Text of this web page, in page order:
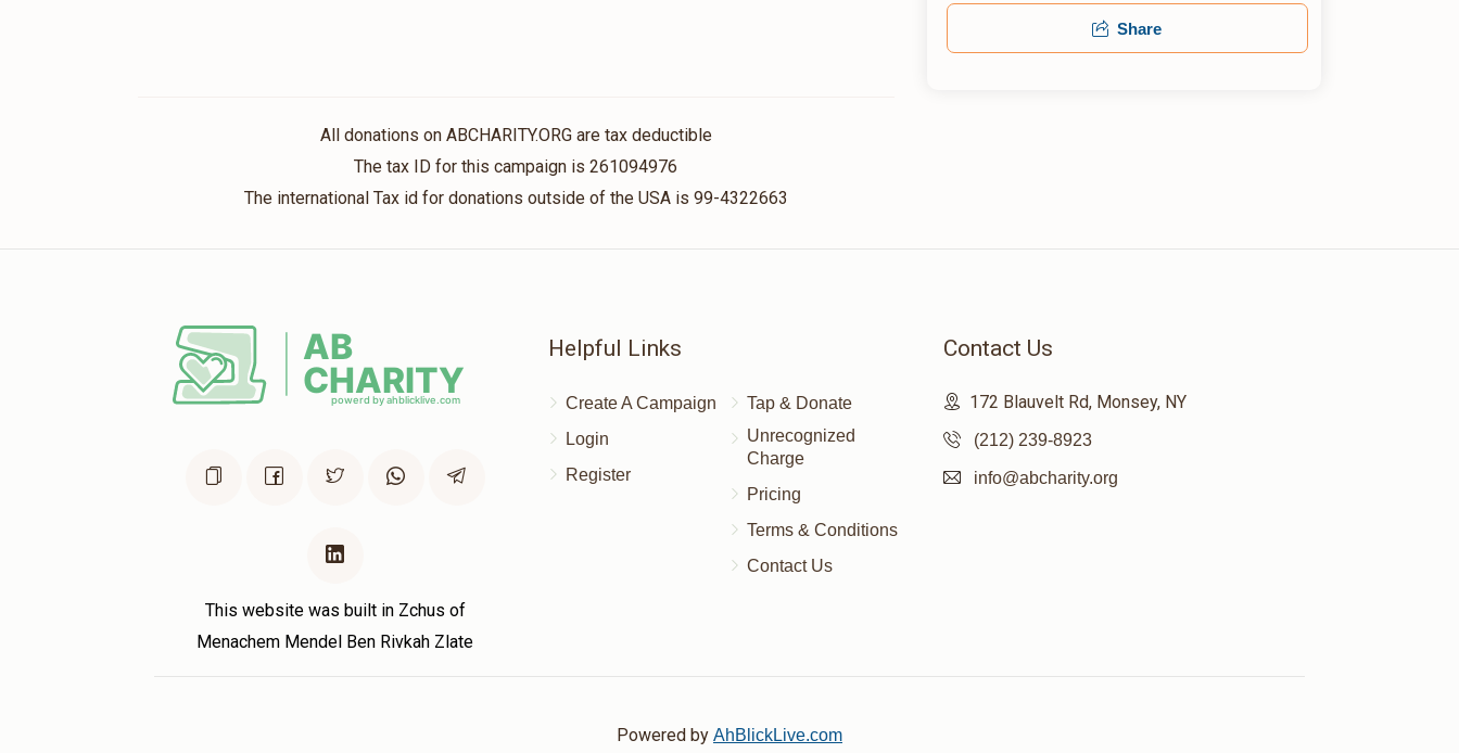
All donations on ABCHARITY.ORG are tax deductible
The tax ID for this campaign is 261094976
The international Tax id for donations outside of the USA is 99-4322663
Share
This website was built in Zchus of
Menachem Mendel Ben Rivkah Zlate
Helpful Links
Create A Campaign
Login
Register
Tap & Donate
Unrecognized
Charge
Pricing
Terms & Conditions
Contact Us
Contact Us
172 Blauvelt Rd, Monsey, NY
(212) 239-8923
info@abcharity.org
Powered by AhBlickLive.com